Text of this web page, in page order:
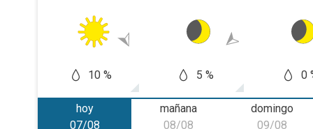
10 % 5 % 0
hoy
07/08
mañana
08/08
domingo
09/08